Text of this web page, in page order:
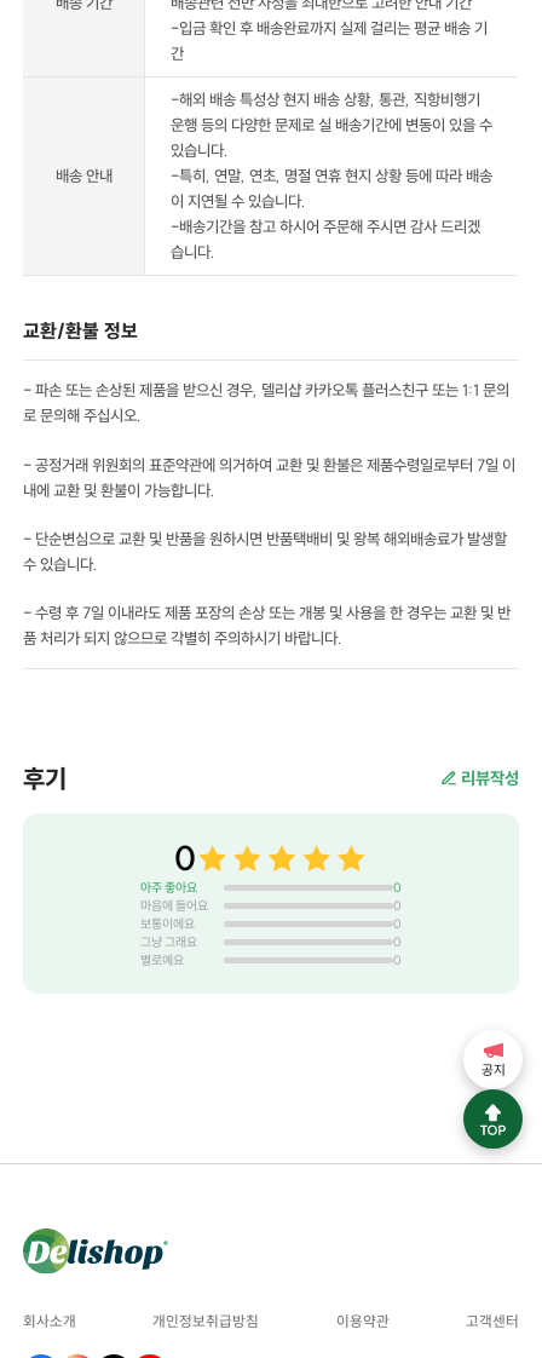
-입금 확인 후 배송완료까지 실제 걸리는 평균 배송 기
간
배송 안내
-해외 배송 특성상 현지 배송 상황, 통관, 직항비행기
운행 등의 다양한 문제로 실 배송기간에 변동이 있을 수
있습니다.
-특히, 연말, 연초, 명절 연휴 현지 상황 등에 따라 배송
이 지연될 수 있습니다.
-배송기간을 참고 하시어 주문해 주시면 감사 드리겠
습니다.
교환/환불 정보
- 파손 또는 손상된 제품을 받으신 경우, 델리샵 카카오톡 플러스친구 또는 1:1 문의
로 문의해 주십시오.
- 공정거래 위원회의 표준약관에 의거하여 교환 및 환불은 제품수령일로부터 7일 이
내에 교환 및 환불이 가능합니다.
- 단순변심으로 교환 및 반품을 원하시면 반품택배비 및 왕복 해외배송료가 발생할
수 있습니다.
- 수령 후 7일 이내라도 제품 포장의 손상 또는 개봉 및 사용을 한 경우는 교환 및 반
품 처리가 되지 않으므로 각별히 주의하시기 바랍니다.
후기 리뷰작성
0
아주 좋아요
0
마음에 들어요
0
보통이에요
0
그냥 그래요
0
별로예요
0
회사소개 개인정보취급방침 이용약관 고객센터
공지